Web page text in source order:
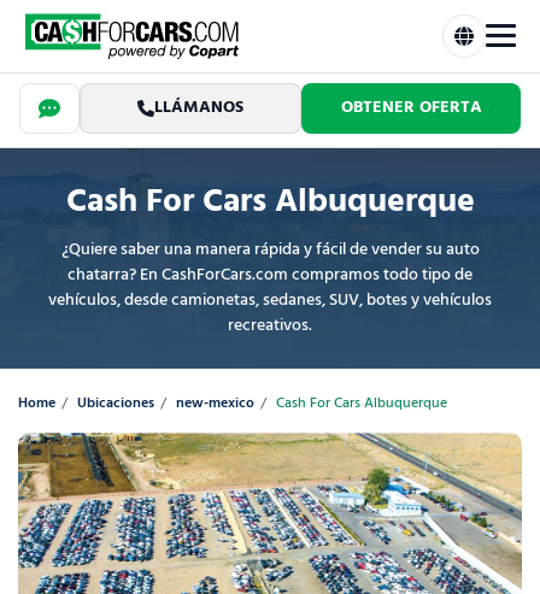
LLÁMANOS OBTENER OFERTA
Cash For Cars Albuquerque
¿Quiere saber una manera rápida y fácil de vender su auto
chatarra? En CashForCars.com compramos todo tipo de
vehículos, desde camionetas, sedanes, SUV, botes y vehículos
recreativos.
Home Ubicaciones new-mexico Cash For Cars Albuquerque